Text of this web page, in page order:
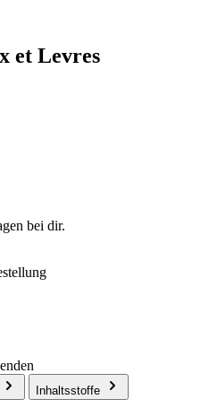
et Levres
bei dir.
Inhaltsstoffe